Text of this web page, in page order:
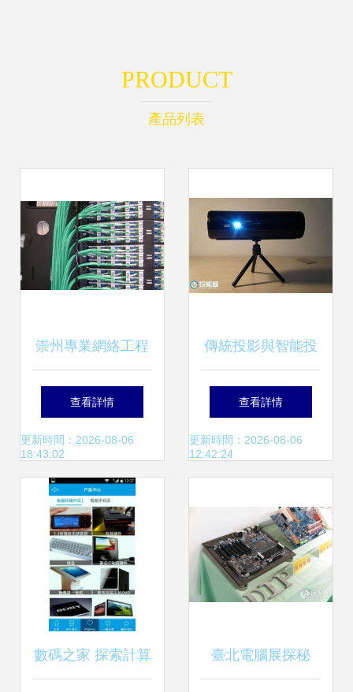
PRODUCT
產品列表
崇州專業網絡工程
與網絡改造收費指
南 軟硬件一體化服
務解析
查看詳情
更新時間：2026-08-06
18:43:02
傳統投影與智能投
影 軟硬件差異詳解
查看詳情
更新時間：2026-08-06
12:42:24
數碼之家 探索計算 臺北電腦展探秘